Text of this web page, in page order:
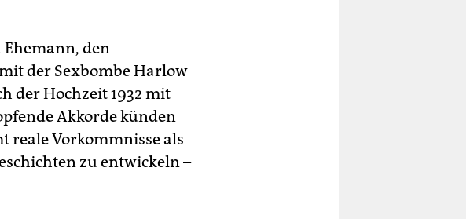
Ehemann, den
der Sexbombe Harlow
der Hochzeit 1932 mit
Akkorde künden
reale Vorkommnisse als
zu entwickeln –